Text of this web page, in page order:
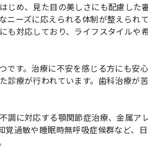
じめ、見た目の美しさにも配慮した
ーズに応えられる体制が整えられて
も対応しており、ライフスタイルや
です。治療に不安を感じる方にも安
診療が行われています。歯科治療が
調に対応する顎関節症治療、金属ア
過敏や睡眠時無呼吸症候群など、